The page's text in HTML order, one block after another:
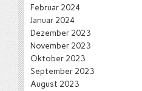
Februar 2024
Januar 2024
Dezember 2023
November 2023
Oktober 2023
September 2023
August 2023